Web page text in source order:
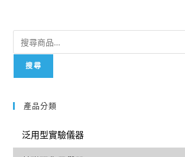
搜尋
產品分類
泛用型實驗儀器